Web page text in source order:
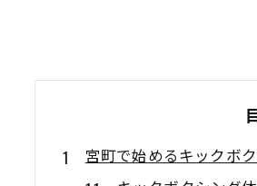
宮町で始めるキックボ